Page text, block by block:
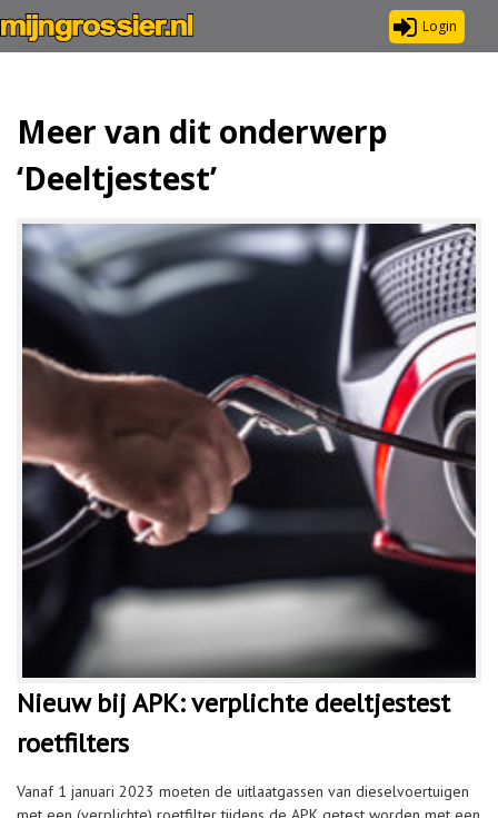
Login
Meer van dit onderwerp
‘Deeltjestest’
Nieuw bij APK: verplichte deeltjestest
roetfilters
Vanaf 1 januari 2023 moeten de uitlaatgassen van dieselvoertuigen